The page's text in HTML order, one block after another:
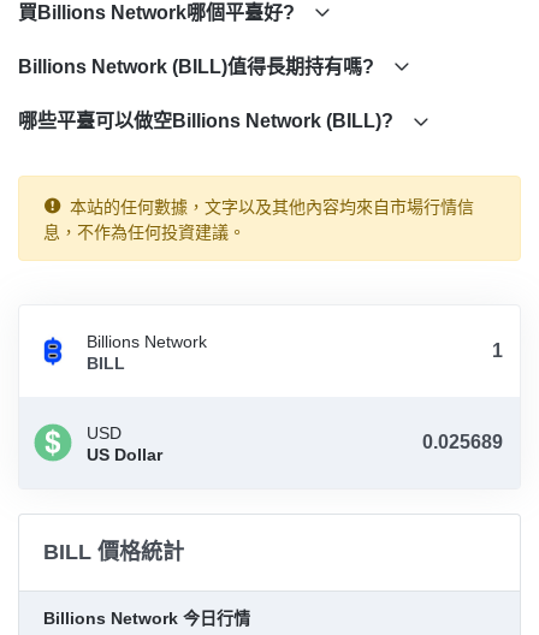
買Billions Network哪個平臺好?
Billions Network (BILL)值得長期持有嗎?
哪些平臺可以做空Billions Network (BILL)?
本站的任何數據，文字以及其他內容均來自市場行情信
息，不作為任何投資建議。
Billions Network
BILL
USD
US Dollar
BILL 價格統計
Billions Network 今日行情